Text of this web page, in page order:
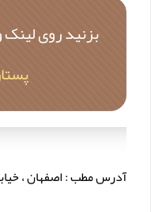
بزنید روی لینک
آدرس مطب : اصفهان ،